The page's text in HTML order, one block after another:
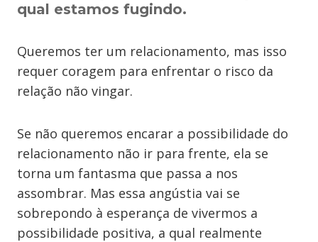
qual estamos fugindo.
Queremos ter um relacionamento, mas isso
requer coragem para enfrentar o risco da
relação não vingar.
Se não queremos encarar a possibilidade do
relacionamento não ir para frente, ela se
torna um fantasma que passa a nos
assombrar. Mas essa angústia vai se
sobrepondo à esperança de vivermos a
possibilidade positiva, a qual realmente